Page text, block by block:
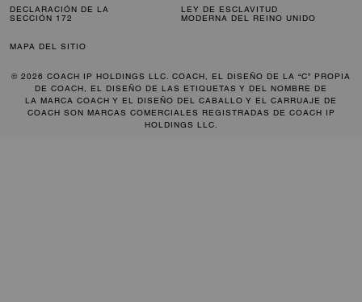
DECLARACIÓN DE LA
SECCIÓN 172
LEY DE ESCLAVITUD
MODERNA DEL REINO UNIDO
MAPA DEL SITIO
© 2026 COACH IP HOLDINGS LLC. COACH, EL DISEÑO DE LA “C” PROPIA
DE COACH, EL DISEÑO DE LAS ETIQUETAS Y DEL NOMBRE DE
LA MARCA COACH Y EL DISEÑO DEL CABALLO Y EL CARRUAJE DE
COACH SON MARCAS COMERCIALES REGISTRADAS DE COACH IP
HOLDINGS LLC.